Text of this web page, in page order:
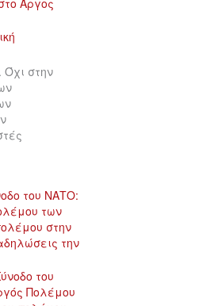
Όχι στην
του ΝΑΤΟ:
των
στην
την